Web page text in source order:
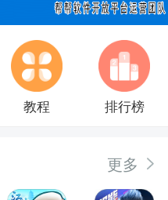
教程 排行榜
更多